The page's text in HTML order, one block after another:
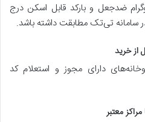
ضدجعل و بارکد قابل اسکن درج
سامانه تی‌تک مطابقت داشته باشد.
از خرید
دارای مجوز و استعلام کد
معتبر